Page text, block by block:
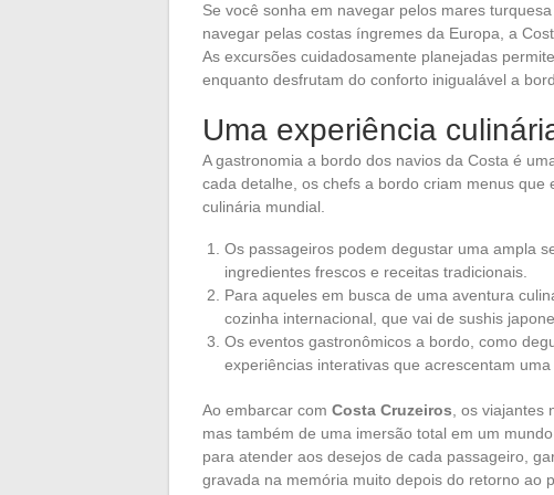
Se você sonha em navegar pelos mares
navegar pelas costas íngremes da Europa, a
As excursões cuidadosamente planejadas
enquanto desfrutam do conforto inigualável a
Uma experiência
A gastronomia a bordo dos navios da Costa é
cada detalhe, os chefs a bordo criam menus
culinária mundial.
Os passageiros podem degustar uma ampla
ingredientes frescos e receitas tradicionais.
Para aqueles em busca de uma aventura
cozinha internacional, que vai de sushis
Os eventos gastronômicos a bordo, como
experiências interativas que acrescentam
Ao embarcar com Costa Cruzeiros , os
mas também de uma imersão total em um
para atender aos desejos de cada passageiro,
gravada na memória muito depois do retorno ao